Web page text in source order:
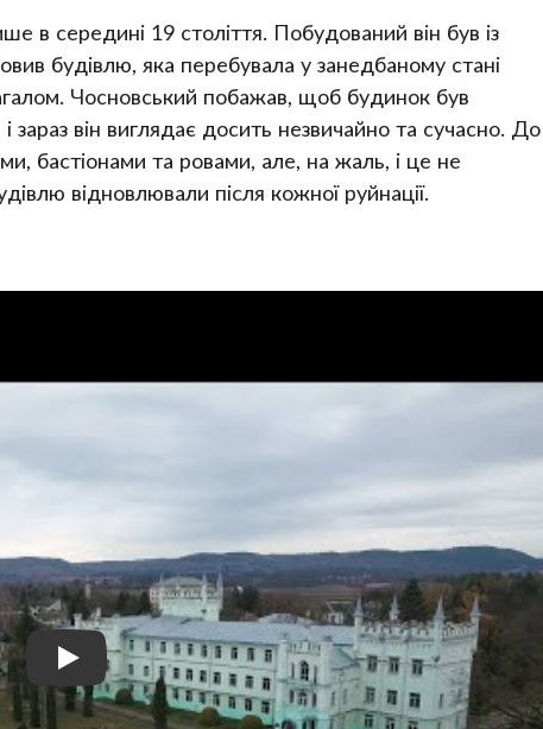
в середині 19 століття. Побудований він був із
будівлю, яка перебувала у занедбаному стані
Чосновський побажав, щоб будинок був
зараз він виглядає досить незвичайно та сучасно. До
бастіонами та ровами, але, на жаль, і це не
відновлювали після кожної руйнації.